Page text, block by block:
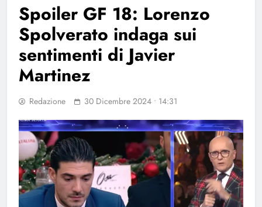
Spoiler GF 18: Lorenzo
Spolverato indaga sui
sentimenti di Javier
Martinez
Redazione 30 Dicembre 2024 • 14:31